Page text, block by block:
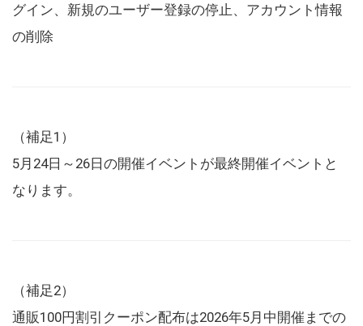
グイン、新規のユーザー登録の停止、アカウント情報
の削除
（補足1）
5月24日～26日の開催イベントが最終開催イベントと
なります。
（補足2）
通販100円割引クーポン配布は2026年5月中開催までの